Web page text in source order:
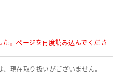
。ページを再度読み込んでくださ
現在取り扱いがございません。